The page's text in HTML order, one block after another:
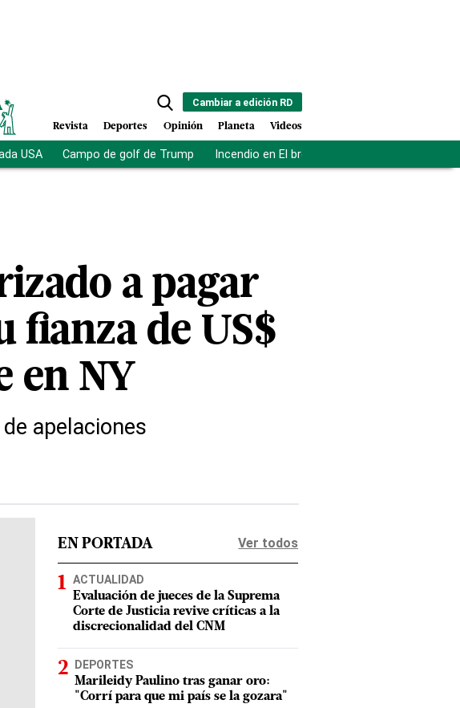
Cambiar a edición RD
Revista Deportes Opinión Planeta Videos
USA Campo de golf de Trump Incendio en El bronx
a pagar
fianza de US$
en NY
apelaciones
EN PORTADA Ver todos
ACTUALIDAD
Evaluación de jueces de la Suprema
Corte de Justicia revive críticas a la
discrecionalidad del CNM
DEPORTES
Marileidy Paulino tras ganar oro:
"Corrí para que mi país se la gozara"